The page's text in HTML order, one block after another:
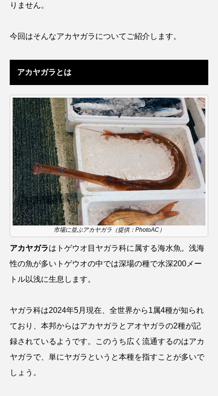
アブラボテ アマガエル アマゴ
アマダイ アミメハギ アメリカザリガニ
アユ アリアケギバチ アリゲーターガー
アンコウ イカ イカナゴ イクラ
イッカク イトウ イトヒキアジ
イトヨリダイ イモリ イラスト
イリエワニ イワナ インドネシア
ウツボ ウナギ ウバザメ
ウマヅラハギ ウミウシ エイ
エゾアイナメ オオカミウオ
オーストラリア カイエビ カイギュウ
りません。
今回はそんなアカヤガラについてご紹介します。
アカヤガラとは
市場に並ぶアカヤガラ（提供：PhotoAC）
アカヤガラはトゲウオ目ヤガラ科に属する海水魚。浅海
性の魚が多いトゲウオの中では深場の種で水深200メー
トル以浅に生息します。
ヤガラ科は2024年5月現在、全世界から1属4種が知られ
ており、本邦からはアカヤガラとアオヤガラの2種が記
録されているようです。このうち広く流通するのはアカ
ヤガラで、単にヤガラというと本種を指すことが多いで
しょう。